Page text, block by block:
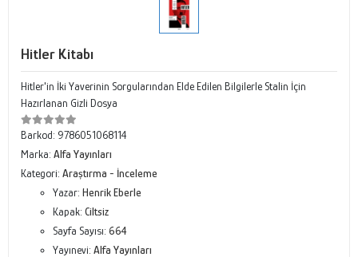
Hitler Kitabı
Hitler'in İki Yaverinin Sorgularından Elde Edilen Bilgilerle Stalin İçin
Hazırlanan Gizli Dosya
Barkod: 9786051068114
Marka: Alfa Yayınları
Kategori: Araştırma - İnceleme
Yazar: Henrik Eberle
Kapak: Ciltsiz
Sayfa Sayısı: 664
Yayınevi: Alfa Yayınları